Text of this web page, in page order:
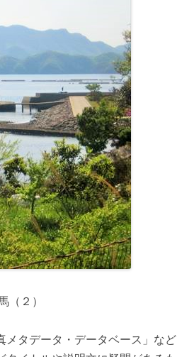
２）
タデータ・データベース」など